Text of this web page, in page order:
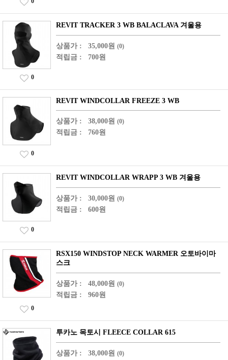
REVIT TRACKER 3 WB BALACLAVA 겨울용
상품가 : 35,000원 (0)
적립금 : 700원
0
REVIT WINDCOLLAR FREEZE 3 WB
상품가 : 38,000원 (0)
적립금 : 760원
0
REVIT WINDCOLLAR WRAPP 3 WB 겨울용
상품가 : 30,000원 (0)
적립금 : 600원
0
RSX150 WINDSTOP NECK WARMER 오토바이마
스크
상품가 : 48,000원 (0)
적립금 : 960원
0
투카노 목토시 FLEECE COLLAR 615
상품가 : 38,000원 (0)